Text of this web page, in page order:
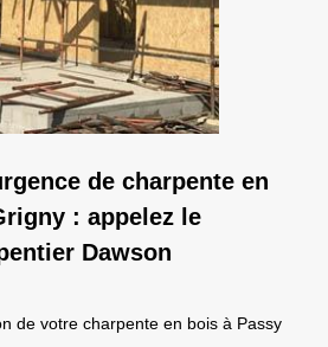
de charpente en
: appelez le
Dawson
de votre charpente en bois à Passy